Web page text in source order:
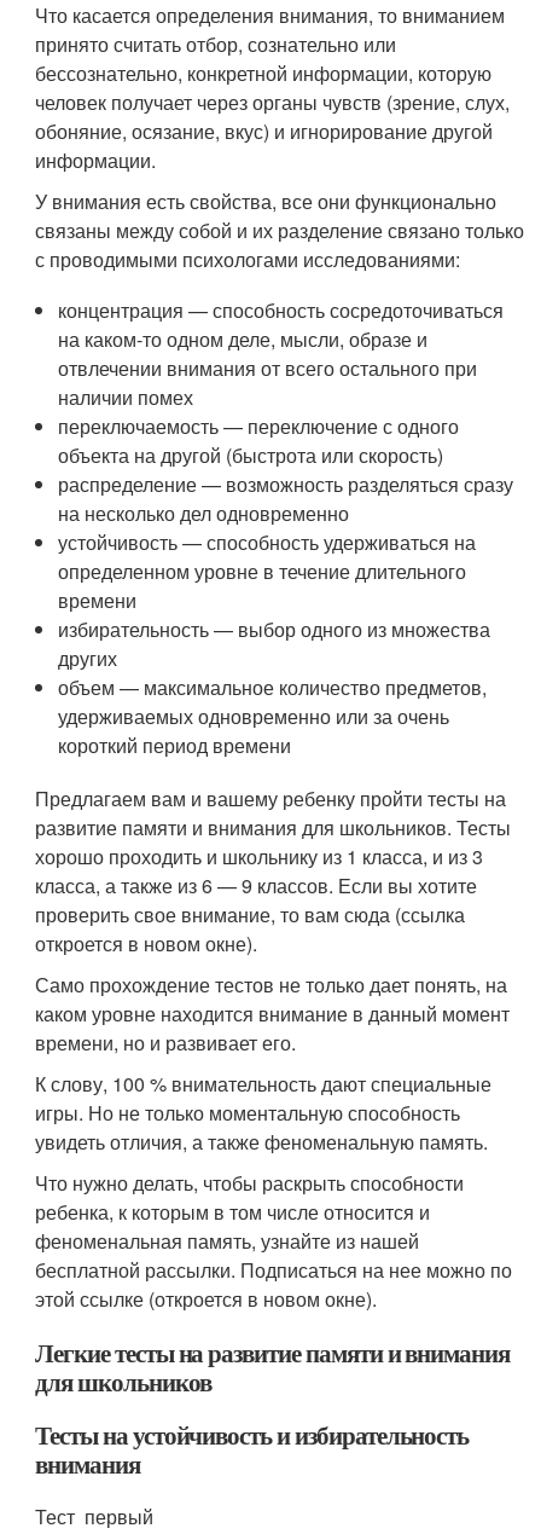
Что касается определения внимания, то вниманием
принято считать отбор, сознательно или
бессознательно, конкретной информации, которую
человек получает через органы чувств (зрение, слух,
обоняние, осязание, вкус) и игнорирование другой
информации.
У внимания есть свойства, все они функционально
связаны между собой и их разделение связано только
с проводимыми психологами исследованиями:
концентрация — способность сосредоточиваться
на каком-то одном деле, мысли, образе и
отвлечении внимания от всего остального при
наличии помех
переключаемость — переключение с одного
объекта на другой (быстрота или скорость)
распределение — возможность разделяться сразу
на несколько дел одновременно
устойчивость — способность удерживаться на
определенном уровне в течение длительного
времени
избирательность — выбор одного из множества
других
объем — максимальное количество предметов,
удерживаемых одновременно или за очень
короткий период времени
Предлагаем вам и вашему ребенку пройти тесты на
развитие памяти и внимания для школьников. Тесты
хорошо проходить и школьнику из 1 класса, и из 3
класса, а также из 6 — 9 классов. Если вы хотите
проверить свое внимание, то вам сюда (ссылка
откроется в новом окне).
Само прохождение тестов не только дает понять, на
каком уровне находится внимание в данный момент
времени, но и развивает его.
К слову, 100 % внимательность дают специальные
игры. Но не только моментальную способность
увидеть отличия, а также феноменальную память.
Что нужно делать, чтобы раскрыть способности
ребенка, к которым в том числе относится и
феноменальная память, узнайте из нашей
бесплатной рассылки. Подписаться на нее можно по
этой ссылке (откроется в новом окне).
Легкие тесты на развитие памяти и внимания
для школьников
Тесты на устойчивость и избирательность
внимания
Тест первый